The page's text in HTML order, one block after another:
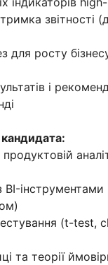
звітності
для росту
і
(t-test,
та теорії